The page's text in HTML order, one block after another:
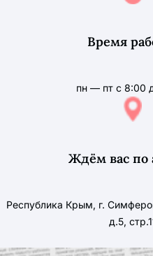
Время
пн — пт с 8:00
Ждём вас по
Республика Крым, г.
д.5,